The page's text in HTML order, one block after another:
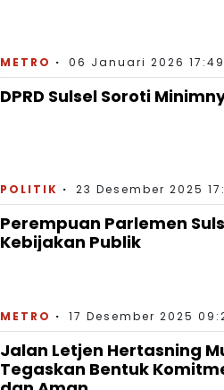
METRO 06 Januari 2026 17:49
DPRD Sulsel Soroti
POLITIK 23 Desember 2025
Perempuan Parlemen
Kebijakan Publik
METRO 17 Desember 2025
Jalan Letjen Hertasning
Tegaskan Bentuk